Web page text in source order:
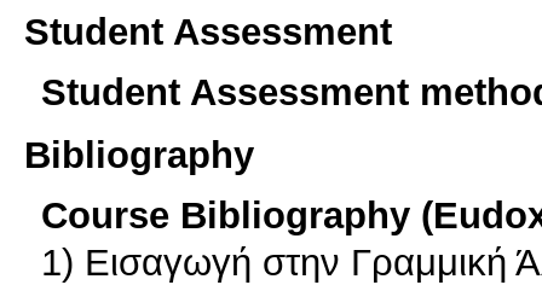
Student Assessment
Student Assessment
Bibliography
Course Bibliography
1) Εισαγωγή στην Γραμμική